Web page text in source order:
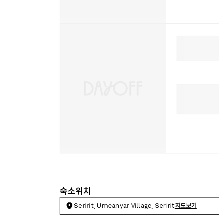
숙소위치
Seririt, Umeanyar Village, Seririt지도보기